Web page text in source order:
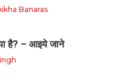
Banaras
है? – आइये जाने